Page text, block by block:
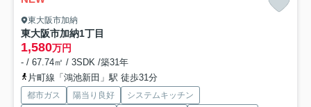
東大阪市加納
東大阪市加納1丁目
1,580万円
- / 67.74㎡ / 3SDK /築31年
片町線「鴻池新田」駅 徒歩31分
都市ガス 陽当り良好
システムキッチン